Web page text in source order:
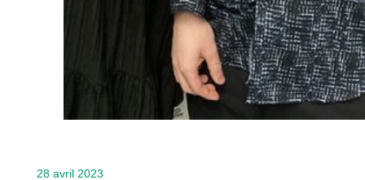
28 avril 2023